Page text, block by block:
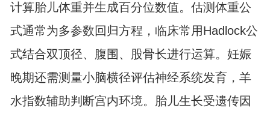
计算胎儿体重并生成百分位数值。估测体重公
式通常为多参数回归方程，临床常用Hadlock公
式结合双顶径、腹围、股骨长进行运算。妊娠
晚期还需测量小脑横径评估神经系统发育，羊
水指数辅助判断宫内环境。胎儿生长受遗传因